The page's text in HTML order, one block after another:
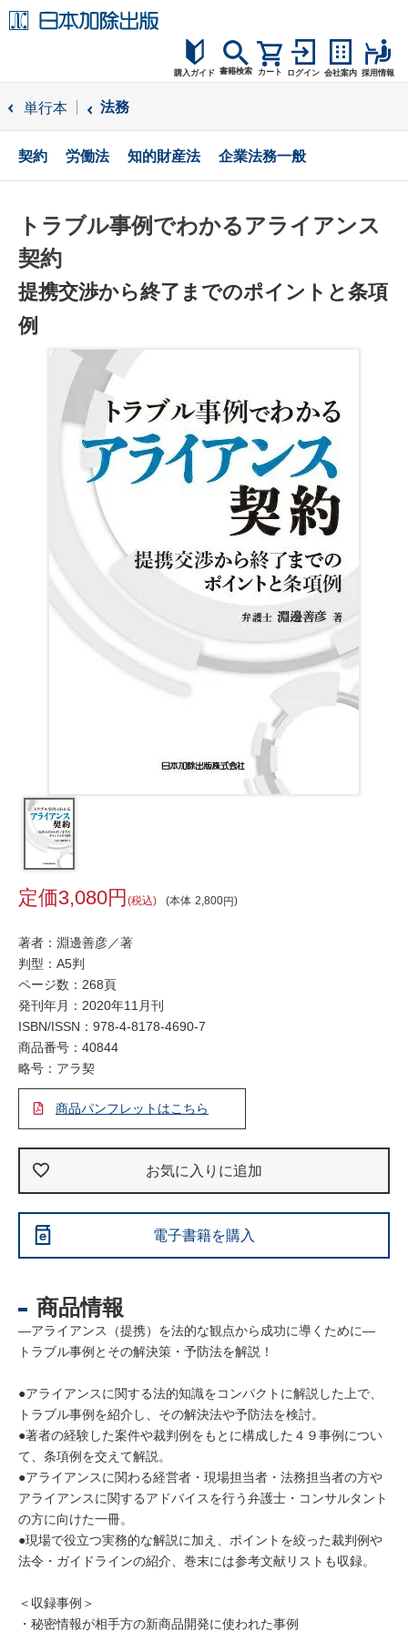
購入ガイド
購入ガイド
読者サポート
書籍検索 カート ログイン 会社案内 採用情報
単行本 法務
契約 労働法 知的財産法 企業法務一般
トラブル事例でわかるアライアンス
契約
提携交渉から終了までのポイントと条項
例
本体 2,800
3,080 税込
著者：淵邊善彦／著
判型：A5判
ページ数：268頁
発刊年月：2020年11月刊
ISBN/ISSN： 978-4-8178-4690-7
商品番号：40844
略号：アラ契
商品パンフレットはこちら
お気に入りに追加
電子書籍を購入
商品情報
―アライアンス（提携）を法的な観点から成功に導くために―
トラブル事例とその解決策・予防法を解説！
●アライアンスに関する法的知識をコンパクトに解説した上で、
トラブル事例を紹介し、その解決法や予防法を検討。
●著者の経験した案件や裁判例をもとに構成した４９事例につい
て、条項例を交えて解説。
●アライアンスに関わる経営者・現場担当者・法務担当者の方や
アライアンスに関するアドバイスを行う弁護士・コンサルタント
の方に向けた一冊。
●現場で役立つ実務的な解説に加え、ポイントを絞った裁判例や
法令・ガイドラインの紹介、巻末には参考文献リストも収録。
＜収録事例＞
・秘密情報が相手方の新商品開発に使われた事例